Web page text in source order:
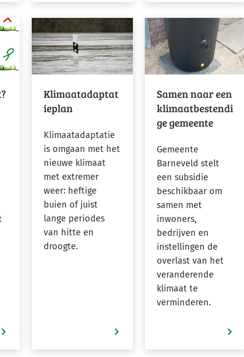
Klimaatadaptat
ieplan
Klimaatadaptatie
is omgaan met het
nieuwe klimaat
met extremer
weer: heftige
buien of juist
lange periodes
van hitte en
droogte.
Samen naar een
klimaatbestendi
ge gemeente
Gemeente
Barneveld stelt
een subsidie
beschikbaar om
samen met
inwoners,
bedrijven en
instellingen de
overlast van het
veranderende
klimaat te
verminderen.